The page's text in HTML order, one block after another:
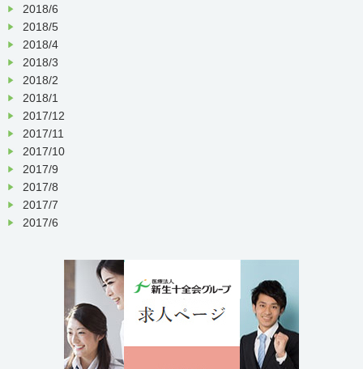
2018/6
2018/5
2018/4
2018/3
2018/2
2018/1
2017/12
2017/11
2017/10
2017/9
2017/8
2017/7
2017/6